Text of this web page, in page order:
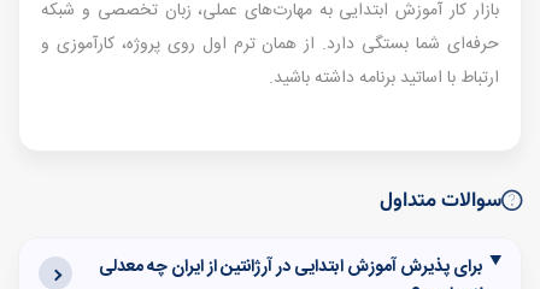
بازار کار آموزش ابتدایی به مهارت‌های عملی، زبان تخصصی و شبکه
حرفه‌ای شما بستگی دارد. از همان ترم اول روی پروژه، کارآموزی و
ارتباط با اساتید برنامه داشته باشید.
سوالات متداول
برای پذیرش آموزش ابتدایی در آرژانتین از ایران چه معدلی